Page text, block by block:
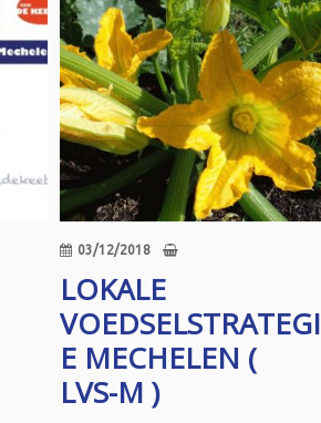
03/12/2018
LOKALE
VOEDSELSTRATEGI
E MECHELEN (
LVS-M )